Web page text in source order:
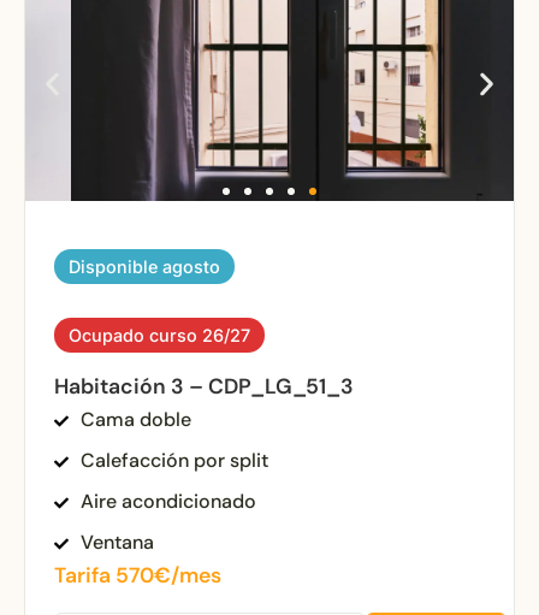
Disponible agosto
Ocupado curso 26/27
Habitación 3 – CDP_LG_51_3
Cama doble
Calefacción por split
Aire acondicionado
Ventana
Tarifa 570€/mes